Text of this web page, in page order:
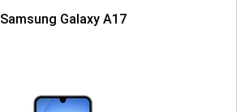
Samsung Galaxy A17